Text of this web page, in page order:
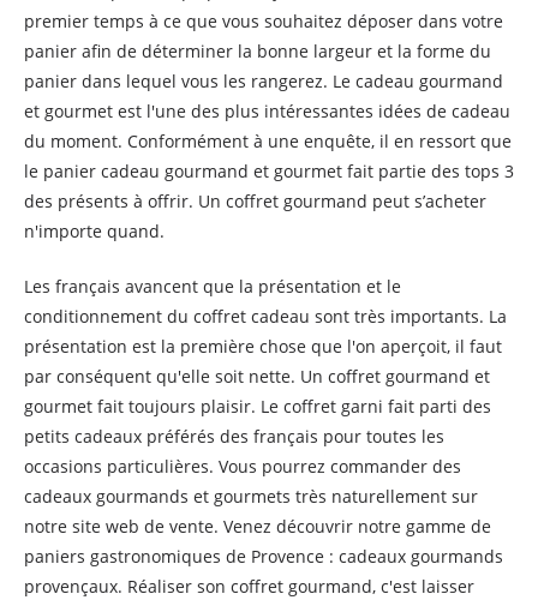
premier temps à ce que vous souhaitez déposer dans votre
panier afin de déterminer la bonne largeur et la forme du
panier dans lequel vous les rangerez. Le cadeau gourmand
et gourmet est l'une des plus intéressantes idées de cadeau
du moment. Conformément à une enquête, il en ressort que
le panier cadeau gourmand et gourmet fait partie des tops 3
des présents à offrir. Un coffret gourmand peut s’acheter
n'importe quand.
Les français avancent que la présentation et le
conditionnement du coffret cadeau sont très importants. La
présentation est la première chose que l'on aperçoit, il faut
par conséquent qu'elle soit nette. Un coffret gourmand et
gourmet fait toujours plaisir. Le coffret garni fait parti des
petits cadeaux préférés des français pour toutes les
occasions particulières. Vous pourrez commander des
cadeaux gourmands et gourmets très naturellement sur
notre site web de vente. Venez découvrir notre gamme de
paniers gastronomiques de Provence : cadeaux gourmands
provençaux. Réaliser son coffret gourmand, c'est laisser